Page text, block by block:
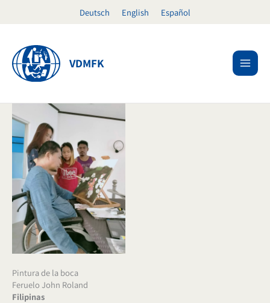
Deutsch English Español
VDMFK
Pintura de la boca
Feruelo John Roland
Filipinas